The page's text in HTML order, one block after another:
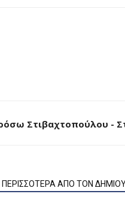
Στιβαχτοπούλου -
ΠΕΡΙΣΣΟΤΕΡΑ ΑΠΟ ΤΟΝ